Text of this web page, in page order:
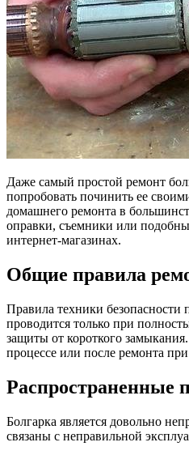
Даже самый простой ремонт
попробовать починить ее
домашнего ремонта в
оправки, съемники или
интернет-магазинах.
Общие правила
Правила техники
проводится только при
защиты от короткого
процессе или после ремонта
Болгарка является довольно
связаны с неправильной